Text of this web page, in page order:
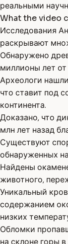
реальными
What the video
Исследования
раскрывают
Обнаружено
миллионы лет от
Археологи
что ставит под
континента.
Доказано, что
млн лет назад
Существуют
обнаруженных
Найдены
животного,
Уникальный
содержанием
низких
Обломки
на склоне горы